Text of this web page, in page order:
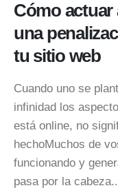
Cómo actuar
una
tu sitio web
Cuando uno se
infinidad los
está online, no
hechoMuchos de
funcionando y
pasa por la